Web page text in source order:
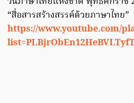
“สื่อสารสร้างสรรค์ด้วยภาษาไทย”
https://www.youtube.com/